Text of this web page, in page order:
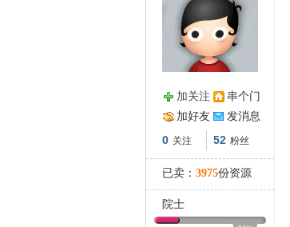
加关注
串个门
加好友
发消息
0 关注 52 粉丝
已卖： 3975份资源
院士